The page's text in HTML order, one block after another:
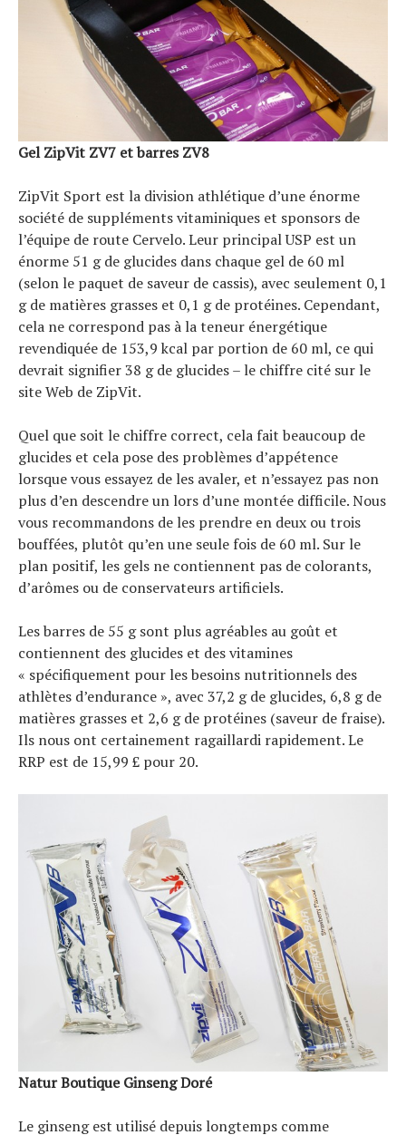
Gel ZipVit ZV7 et barres ZV8
ZipVit Sport est la division athlétique d’une énorme
société de suppléments vitaminiques et sponsors de
l’équipe de route Cervelo. Leur principal USP est un
énorme 51 g de glucides dans chaque gel de 60 ml
(selon le paquet de saveur de cassis), avec seulement 0,1
g de matières grasses et 0,1 g de protéines. Cependant,
cela ne correspond pas à la teneur énergétique
revendiquée de 153,9 kcal par portion de 60 ml, ce qui
devrait signifier 38 g de glucides – le chiffre cité sur le
site Web de ZipVit.
Quel que soit le chiffre correct, cela fait beaucoup de
glucides et cela pose des problèmes d’appétence
lorsque vous essayez de les avaler, et n’essayez pas non
plus d’en descendre un lors d’une montée difficile. Nous
vous recommandons de les prendre en deux ou trois
bouffées, plutôt qu’en une seule fois de 60 ml. Sur le
plan positif, les gels ne contiennent pas de colorants,
d’arômes ou de conservateurs artificiels.
Les barres de 55 g sont plus agréables au goût et
contiennent des glucides et des vitamines
« spécifiquement pour les besoins nutritionnels des
athlètes d’endurance », avec 37,2 g de glucides, 6,8 g de
matières grasses et 2,6 g de protéines (saveur de fraise).
Ils nous ont certainement ragaillardi rapidement. Le
RRP est de 15,99 £ pour 20.
Natur Boutique Ginseng Doré
Le ginseng est utilisé depuis longtemps comme